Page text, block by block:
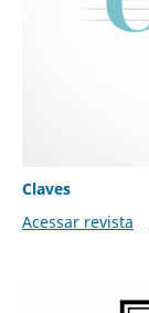
Claves
Acessar revista